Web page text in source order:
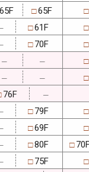
65F □65F □
□61F □
□ 70F □
─ ─ □
─ ─ □
76F ─
□ 79F □
□69F □
□80F □
□ 75F □